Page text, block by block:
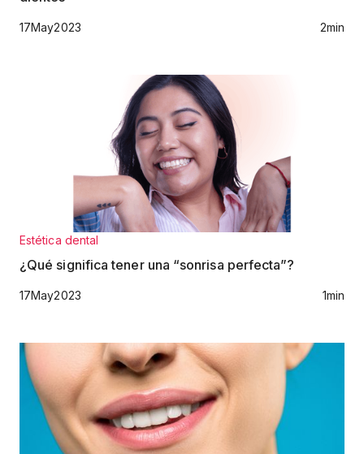
17May2023 2min
Estética dental
¿Qué significa tener una “sonrisa perfecta”?
17May2023 1min